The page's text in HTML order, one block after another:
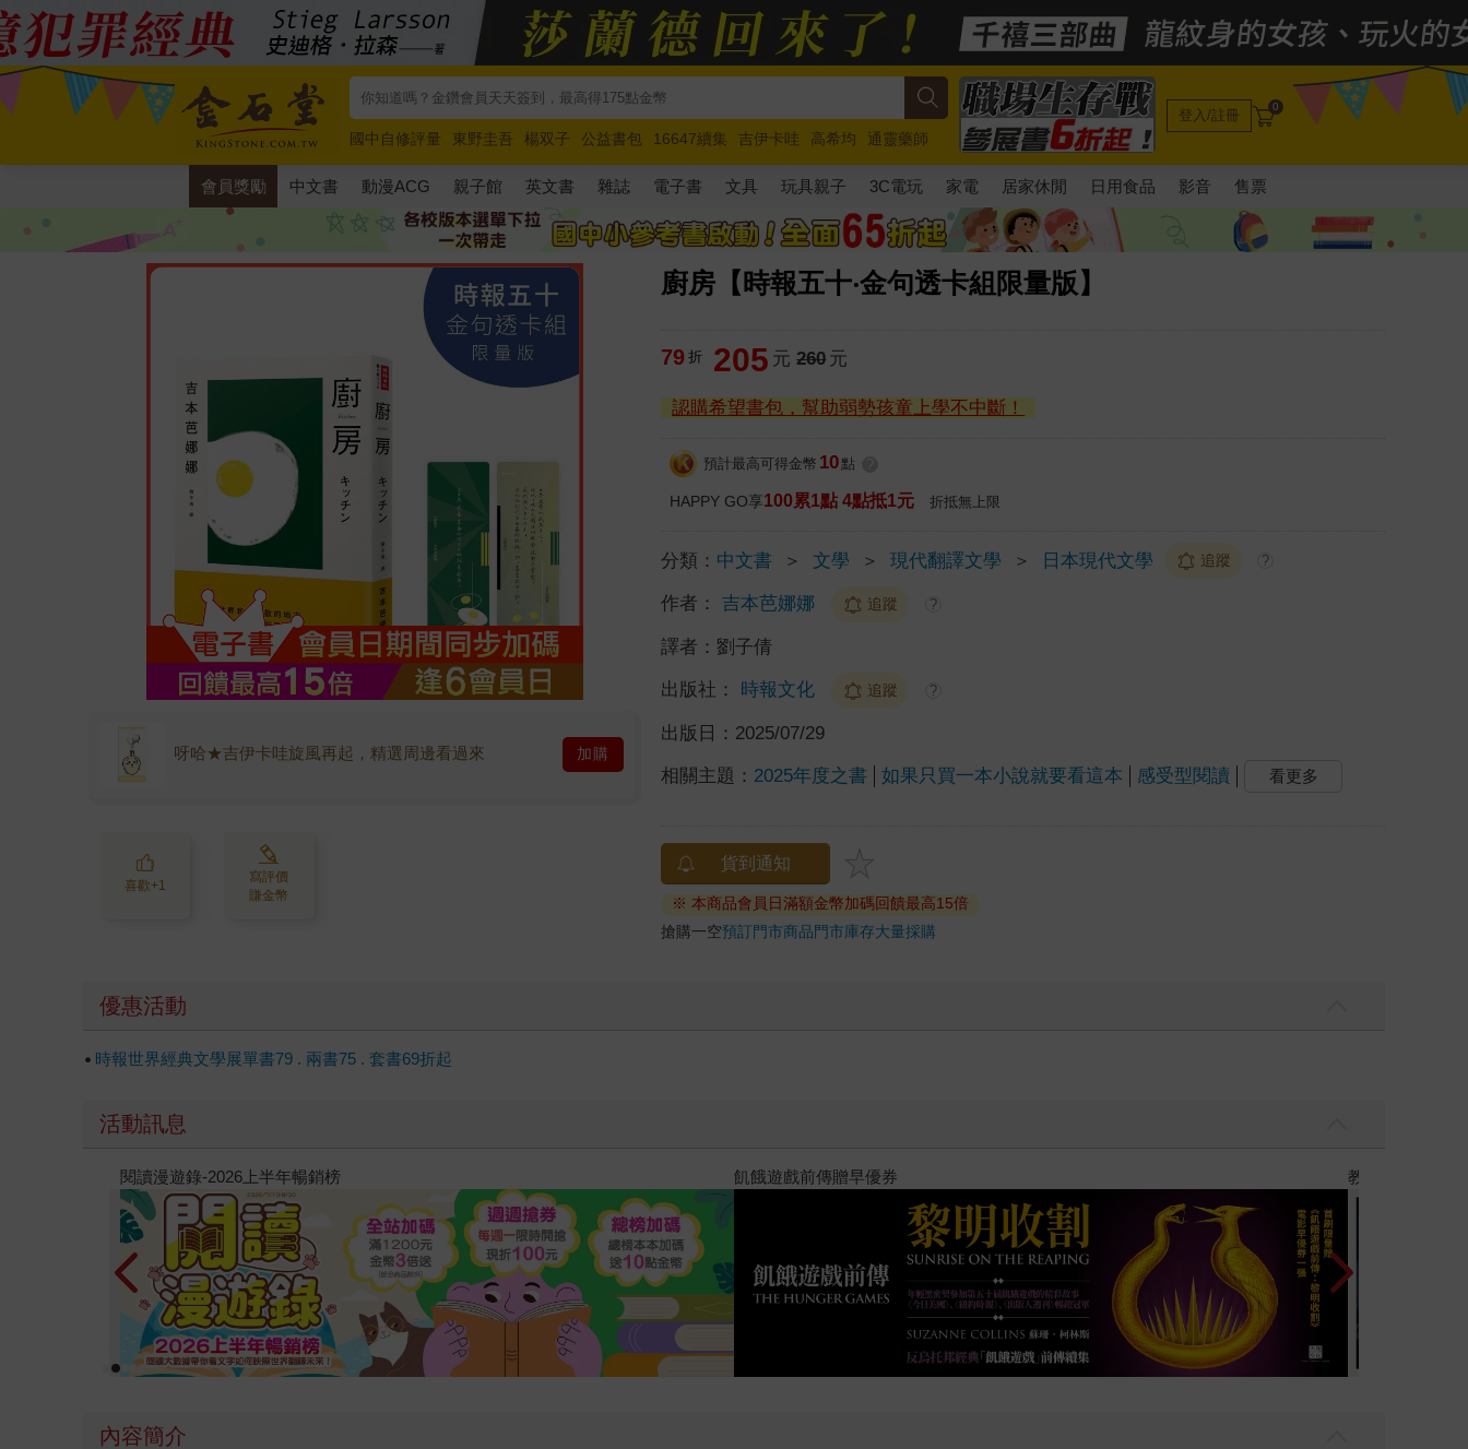
國中自修評量 東野圭吾 楊双子 公益書包 16647續集 吉伊卡哇 高希均
通靈藥師
唯紅花綻放
奧德賽 路邊攤新作 馬斯克 玩具總動員5 超慢跑
登入/註冊 0
會員獎勵 中文書 動漫ACG 親子館 英文書 雜誌 電子書 文具 玩具親子 3C電玩 家電 居家休閒 日用食品 影音 售票
廚房【時報五十‧金句透卡組限量版】
呀哈★吉伊卡哇旋風再起，精選周邊看過來 加購
喜歡+1
寫評價
賺金幣
79 折 205 元 260 元
認購希望書包，幫助弱勢孩童上學不中斷！
預計最高可得金幣 10 點
HAPPY GO享100累1點 4點抵1元 折抵無上限
分類： 中文書 ＞ 文學 ＞ 現代翻譯文學 ＞ 日本現代文學 追蹤 ?
作者： 吉本芭娜娜 追蹤 ?
譯者： 劉子倩
出版社： 時報文化 追蹤 ?
出版日： 2025/07/29
相關主題： 2025年度之書 如果只買一本小說就要看這本 感受型閱讀 看更多
貨到通知
※ 本商品會員日滿額金幣加碼回饋最高15倍
搶購一空預訂門市商品門市庫存大量採購
優惠活動
時報世界經典文學展單書79 . 兩書75 . 套書69折起
活動訊息
教場電影版 十字殺手【艾迪．弗林系列 前傳】 世界上最透明
內容簡介